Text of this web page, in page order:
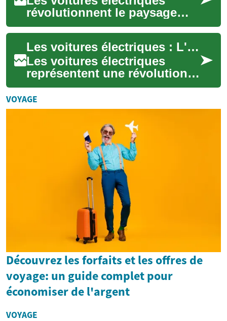
révolutionnent le paysage
automobile, offrant une
solution de transport plus
propre et plus ...
Les voitures électriques : L'avenir de la mobilité urbaine
Les voitures électriques
représentent une révolution
dans le monde de
l'automobile, offrant une
solution écologique e...
VOYAGE
Découvrez les forfaits et les offres de
voyage: un guide complet pour
économiser de l'argent
VOYAGE